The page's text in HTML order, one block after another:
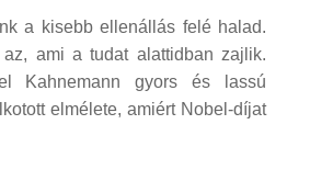
a kisebb ellenállás felé halad.
ami a tudat alattidban zajlik.
Kahnemann gyors és lassú
elmélete, amiért Nobel-díjat